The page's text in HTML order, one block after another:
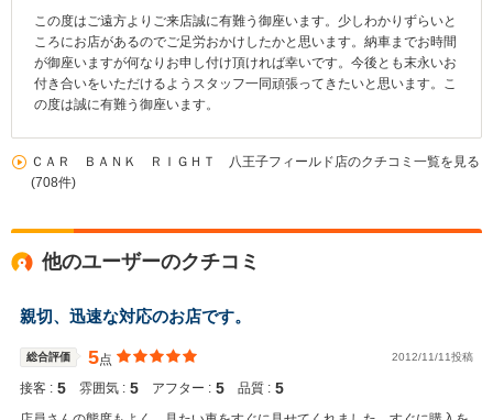
この度はご遠方よりご来店誠に有難う御座います。少しわかりずらいと
ころにお店があるのでご足労おかけしたかと思います。納車までお時間
が御座いますが何なりお申し付け頂ければ幸いです。今後とも末永いお
付き合いをいただけるようスタッフ一同頑張ってきたいと思います。こ
の度は誠に有難う御座います。
ＣＡＲ ＢＡＮＫ ＲＩＧＨＴ 八王子フィールド店のクチコミ一覧を見る
(708件)
他のユーザーのクチコミ
親切、迅速な対応のお店です。
総合評価 5点 2012/11/11投稿
接客 : 5 雰囲気 : 5 アフター : 5 品質 : 5